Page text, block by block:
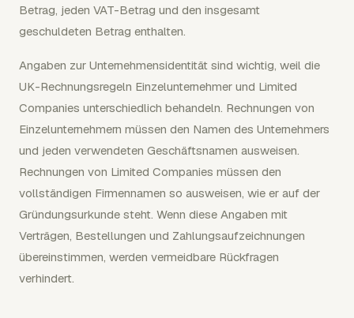
Betrag, jeden VAT-Betrag und den insgesamt
geschuldeten Betrag enthalten.
Angaben zur Unternehmensidentität sind wichtig, weil die
UK-Rechnungsregeln Einzelunternehmer und Limited
Companies unterschiedlich behandeln. Rechnungen von
Einzelunternehmern müssen den Namen des Unternehmers
und jeden verwendeten Geschäftsnamen ausweisen.
Rechnungen von Limited Companies müssen den
vollständigen Firmennamen so ausweisen, wie er auf der
Gründungsurkunde steht. Wenn diese Angaben mit
Verträgen, Bestellungen und Zahlungsaufzeichnungen
übereinstimmen, werden vermeidbare Rückfragen
verhindert.